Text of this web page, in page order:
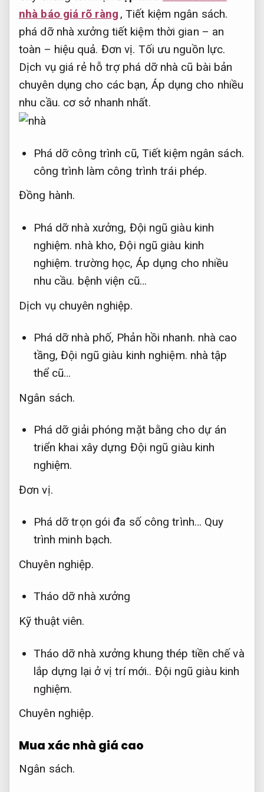
nhà báo giá rõ ràng ,Tiết kiệm ngân sách.
phá dỡ nhà xưởng tiết kiệm thời gian – an
toàn – hiệu quả. Đơn vị. Tối ưu nguồn lực.
Dịch vụ giá rẻ hỗ trợ phá dỡ nhà cũ bài bản
chuyên dụng cho các bạn, Áp dụng cho nhiều
nhu cầu. cơ sở nhanh nhất.
Phá dỡ công trình cũ, Tiết kiệm ngân sách.
công trình làm công trình trái phép.
Đồng hành.
Phá dỡ nhà xưởng, Đội ngũ giàu kinh
nghiệm. nhà kho,Đội ngũ giàu kinh
nghiệm. trường học, Áp dụng cho nhiều
nhu cầu. bệnh viện cũ…
Dịch vụ chuyên nghiệp.
Phá dỡ nhà phố, Phản hồi nhanh. nhà cao
tầng,Đội ngũ giàu kinh nghiệm. nhà tập
thể cũ…
Ngân sách.
Phá dỡ giải phóng mặt bằng cho dự án
triển khai xây dựng Đội ngũ giàu kinh
nghiệm.
Đơn vị.
Phá dỡ trọn gói đa số công trình… Quy
trình minh bạch.
Chuyên nghiệp.
Tháo dỡ nhà xưởng
Kỹ thuật viên.
Tháo dỡ nhà xưởng khung thép tiền chế và
lắp dựng lại ở vị trí mới.. Đội ngũ giàu kinh
nghiệm.
Chuyên nghiệp.
Mua xác nhà giá cao
Ngân sách.